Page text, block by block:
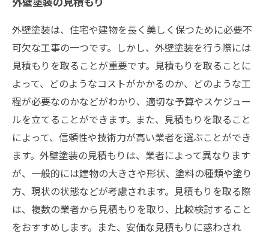
外壁塗装は、住宅や建物を長く美しく保つために必要不
可欠な工事の一つです。しかし、外壁塗装を行う際には
見積もりを取ることが重要です。見積もりを取ることに
よって、どのようなコストがかかるのか、どのような工
程が必要なのかなどがわかり、適切な予算やスケジュー
ルを立てることができます。また、見積もりを取ること
によって、信頼性や技術力が高い業者を選ぶことができ
ます。外壁塗装の見積もりは、業者によって異なります
が、一般的には建物の大きさや形状、塗料の種類や塗り
方、現状の状態などが考慮されます。見積もりを取る際
は、複数の業者から見積もりを取り、比較検討すること
をおすすめします。また、安価な見積もりに惑わされ